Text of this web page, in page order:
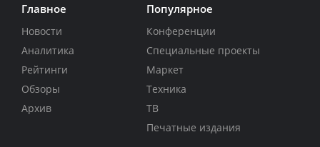
Главное
Новости
Аналитика
Рейтинги
Обзоры
Архив
Популярное
Конференции
Специальные проекты
Маркет
Техника
ТВ
Печатные издания